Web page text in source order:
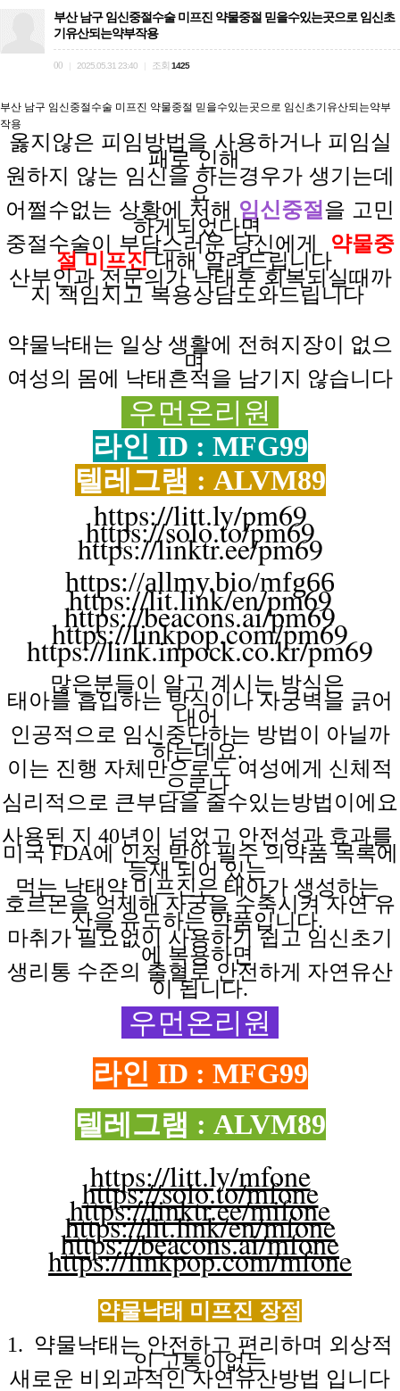
부산 남구 임신중절수술 미프진 약물중절 믿을수있는곳으로 임신초
기유산되는약부작용
00 2025.05.31 23:40 조회 1425
부산 남구 임신중절수술 미프진 약물중절 믿을수있는곳으로 임신초기유산되는약부
작용
옳지않은 피임방법을 사용하거나피임실
패로인해
원하지 않는 임신을 하는경우가 생기는데
요
어쩔수없는 상황에 처해 임신중절 을 고민
하게되었다면
중절수술이 부담스러운 당신에게 약물중
절 미프진 대해 알려드립니다
산부인과 전문의가낙태후 회복되실때까
지책임지고 복용상담도와드립니다
약물낙태는 일상 생활에 전혀지장이 없으
며
여성의 몸에 낙태흔적을 남기지 않습니다
우먼온리원
라인 ID : MFG99
텔레그램 : ALVM89
https://litt.ly/pm69
https://solo.to/pm69
https://linktr.ee/pm69
https://allmy.bio/mfg66
https://lit.link/en/pm69
https://beacons.ai/pm69
https://linkpop.com/pm69
https://link.inpock.co.kr/pm69
많은분들이 알고 계시는 방식은
태아를 흡입하는방식이나자궁벽을 긁어
내어
인공적으로 임신중단하는 방법이 아닐까
하는데요.
이는 진행 자체만으로도여성에게 신체적
으로나
심리적으로 큰부담을 줄수있는방법이에요
사용된 지 40년이 넘었고 안전성과 효과를
미국 FDA에 인정 받아 필수 의약품 목록에
등재 되어 있는
먹는 낙태약미프진은 태아가 생성하는
호르몬을 억제해 자궁을 수축시켜자연유
산을 유도하는 약품입니다.
마취가 필요없이 사용하기 쉽고 임신초기
에 복용하면
생리통 수준의 출혈로 안전하게 자연유산
이 됩니다.
우먼온리원
라인 ID : MFG99
텔레그램 : ALVM89
https://litt.ly/mfone
https://solo.to/mfone
https://linktr.ee/mifone
https://lit.link/en/mfone
https://beacons.ai/mfone
https://linkpop.com/mfone
약물낙태 미프진 장점
1. 약물낙태는 안전하고 편리하며 외상적
인 고통이없는
새로운 비외과적인자연유산방법 입니다